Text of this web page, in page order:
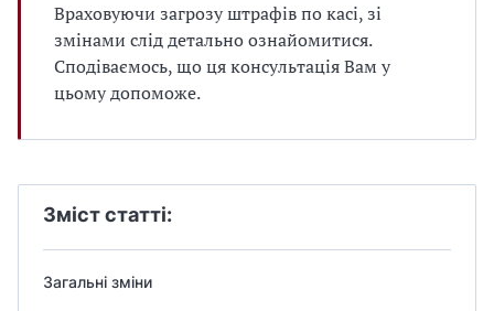
Враховуючи загрозу штрафів по касі, зі
змінами слід детально ознайомитися.
Сподіваємось, що ця консультація Вам у
цьому допоможе.
Зміст статті:
Загальні зміни